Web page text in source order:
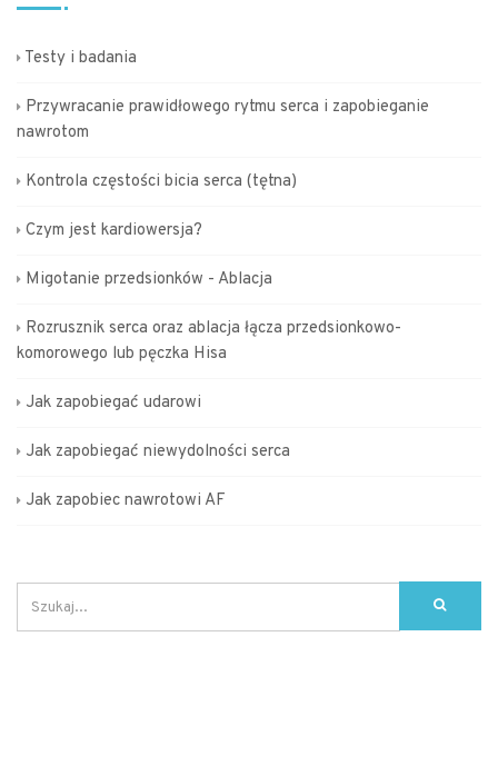
Testy i badania
Przywracanie prawidłowego rytmu serca i zapobieganie
nawrotom
Kontrola częstości bicia serca (tętna)
Czym jest kardiowersja?
Migotanie przedsionków - Ablacja
Rozrusznik serca oraz ablacja łącza przedsionkowo-
komorowego lub pęczka Hisa
Jak zapobiegać udarowi
Jak zapobiegać niewydolności serca
Jak zapobiec nawrotowi AF